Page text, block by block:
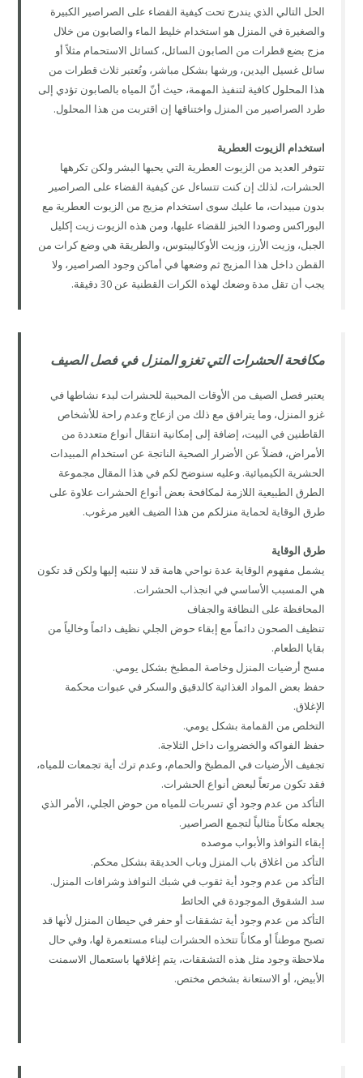
الحل التالي الذي يندرج تحت كيفية القضاء على الصراصير الكبيرة
والصغيرة في المنزل هو استخدام خليط الماء والصابون من خلال
مزج بضع قطرات من الصابون السائل، كسائل الاستحمام مثلاً أو
سائل غسيل اليدين، ورشها بشكل مباشر، وتُعتبر ثلاث قطرات من
هذا المحلول كافية لتنفيذ المهمة، حيث أنّ المياه بالصابون تؤدي إلى
طرد الصراصير من المنزل واختناقها إن اقتربت من هذا المحلول.
استخدام الزيوت العطرية
تتوفر العديد من الزيوت العطرية التي يحبها البشر ولكن تكرهها
الحشرات، لذلك إن كنت تتساءل عن كيفية القضاء على الصراصير
بدون مبيدات، ما عليك سوى استخدام مزيج من الزيوت العطرية مع
البوراكس وصودا الخبز للقضاء عليها، ومن هذه الزيوت زيت إكليل
الجبل، وزيت الأرز، وزيت الأوكاليبتوس، والطريقة هي وضع كرات من
القطن داخل هذا المزيج ثم وضعها في أماكن وجود الصراصير، ولا
يجب أن تقل مدة وضعك لهذه الكرات القطنية عن 30 دقيقة.
مكافحة الحشرات التي تغزو المنزل في فصل الصيف
يعتبر فصل الصيف من الأوقات المحببة للحشرات لبدء نشاطها في
غزو المنزل، وما يترافق مع ذلك من ازعاج وعدم راحة للأشخاص
القاطنين في البيت، إضافة إلى إمكانية انتقال أنواع متعددة من
الأمراض، فضلاً عن الأضرار الصحية الناتجة عن استخدام المبيدات
الحشرية الكيميائية. وعليه سنوضح لكم في هذا المقال مجموعة
الطرق الطبيعية اللازمة لمكافحة بعض أنواع الحشرات علاوة على
طرق الوقاية لحماية منزلكم من هذا الضيف الغير مرغوب.
طرق الوقاية
يشمل مفهوم الوقاية عدة نواحي هامة قد لا ننتبه إليها ولكن قد تكون
هي المسبب الأساسي في انجذاب الحشرات.
المحافظة على النظافة والجفاف
تنظيف الصحون دائماً مع إبقاء حوض الجلي نظيف دائماً وخالياً من
بقايا الطعام.
مسح أرضيات المنزل وخاصة المطبخ بشكل يومي.
حفظ بعض المواد الغذائية كالدقيق والسكر في عبوات محكمة
الإغلاق.
التخلص من القمامة بشكل يومي.
حفظ الفواكه والخضروات داخل الثلاجة.
تجفيف الأرضيات في المطبخ والحمام، وعدم ترك أية تجمعات للمياه،
فقد تكون مرتعاً لبعض أنواع الحشرات.
التأكد من عدم وجود أي تسربات للمياه من حوض الجلي، الأمر الذي
يجعله مكاناً مثالياً لتجمع الصراصير.
إبقاء النوافذ والأبواب موصده
التأكد من اغلاق باب المنزل وباب الحديقة بشكل محكم.
التأكد من عدم وجود أية ثقوب في شبك النوافذ وشرافات المنزل.
سد الشقوق الموجودة في الحائط
التأكد من عدم وجود أية تشققات أو حفر في حيطان المنزل لأنها قد
تصبح موطناً أو مكاناً تتخذه الحشرات لبناء مستعمرة لها، وفي حال
ملاحظة وجود مثل هذه التشققات، يتم إغلاقها باستعمال الاسمنت
الأبيض، أو الاستعانة بشخص مختص.